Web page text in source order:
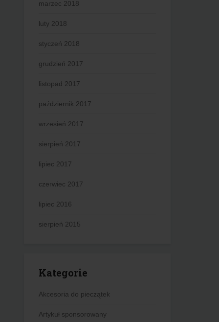
marzec 2018
luty 2018
styczeń 2018
grudzień 2017
listopad 2017
październik 2017
wrzesień 2017
sierpień 2017
lipiec 2017
czerwiec 2017
lipiec 2016
sierpień 2015
Kategorie
Akcesoria do pieczątek
Artykuł sponsorowany